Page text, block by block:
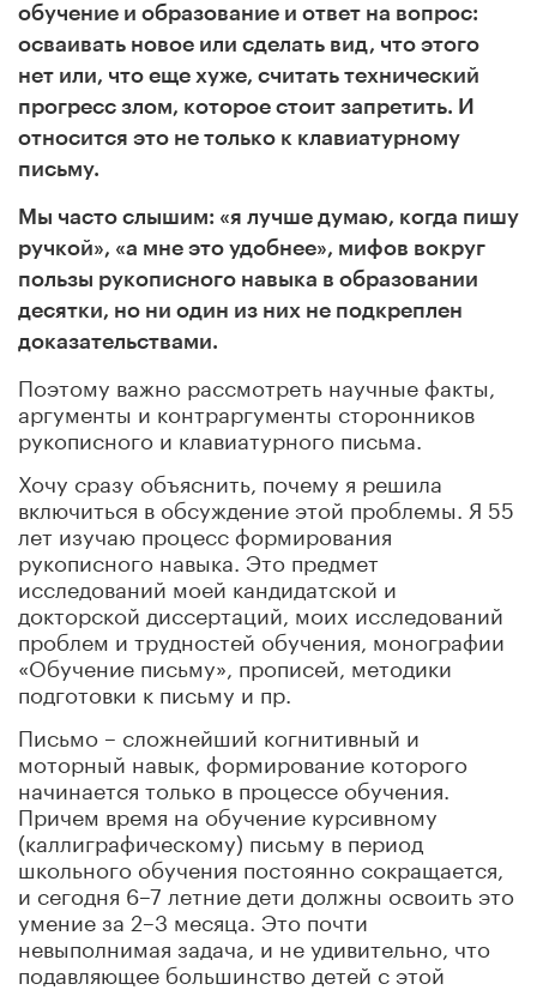
обучение и образование и ответ на вопрос:
осваивать новое или сделать вид, что этого
нет или, что еще хуже, считать технический
прогресс злом, которое стоит запретить. И
относится это не только к клавиатурному
письму.
Мы часто слышим: «я лучше думаю, когда пишу
ручкой», «а мне это удобнее», мифов вокруг
пользы рукописного навыка в образовании
десятки, но ни один из них не подкреплен
доказательствами.
Поэтому важно рассмотреть научные факты,
аргументы и контраргументы сторонников
рукописного и клавиатурного письма.
Хочу сразу объяснить, почему я решила
включиться в обсуждение этой проблемы. Я 55
лет изучаю процесс формирования
рукописного навыка. Это предмет
исследований моей кандидатской и
докторской диссертаций, моих исследований
проблем и трудностей обучения, монографии
«Обучение письму», прописей, методики
подготовки к письму и пр.
Письмо – сложнейший когнитивный и
моторный навык, формирование которого
начинается только в процессе обучения.
Причем время на обучение курсивному
(каллиграфическому) письму в период
школьного обучения постоянно сокращается,
и сегодня 6–7 летние дети должны освоить это
умение за 2–3 месяца. Это почти
невыполнимая задача, и не удивительно, что
подавляющее большинство детей с этой